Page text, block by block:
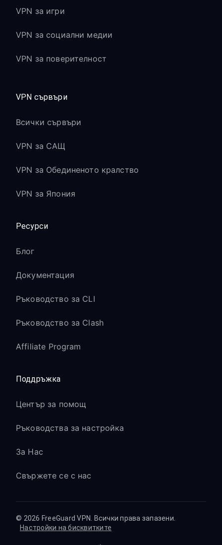
VPN за игри
VPN за социални медии
VPN за поверителност
VPN сървъри
Всички сървъри
VPN за САЩ
VPN за Обединеното кралство
VPN за Япония
Ресурси
Блог
Документация
Ръководство за CLI
Ръководство за Clash
Affiliate Program
Поддръжка
Център за помощ
Ръководства за настройка
За Нас
Свържете се с нас
© 2026 FreeGuard VPN. Всички права запазени.
Настройки на бисквитките